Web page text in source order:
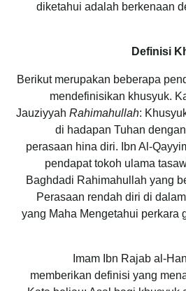
diketahui adalah berkenaan
Definisi
Berikut merupakan beberapa
mendefinisikan khusyuk.
Jauziyyah Rahimahullah:
di hadapan Tuhan
perasaan hina diri. Ibn Al-
pendapat tokoh ulama
Baghdadi Rahimahullah yang
Perasaan rendah diri di
yang Maha Mengetahui perkara
Imam Ibn Rajab al-
memberikan definisi yang